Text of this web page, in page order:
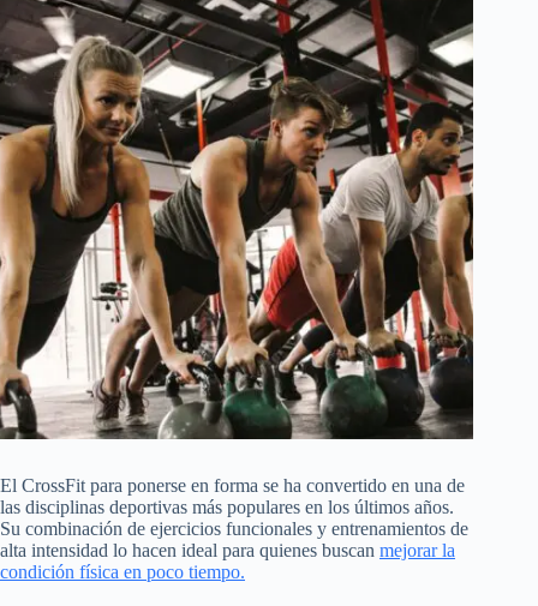
El CrossFit para ponerse en forma se ha convertido en una de
las disciplinas deportivas más populares en los últimos años.
Su combinación de ejercicios funcionales y entrenamientos de
alta intensidad lo hacen ideal para quienes buscan mejorar la
condición física en poco tiempo.